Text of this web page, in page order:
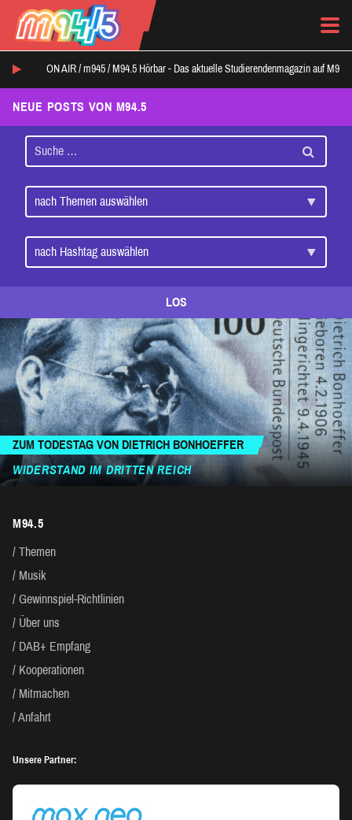
ON AIR / m945 / M94.5 Hörbar - Das aktuelle Studierendenmagazin auf M94.5
NEUE POSTS VON M94.5
LOS
ZUM TODESTAG VON DIETRICH BONHOEFFER
WIDERSTAND IM DRITTEN REICH
M94.5
Themen
Musik
Gewinnspiel-Richtlinien
Über uns
DAB+ Empfang
Kooperationen
Mitmachen
Anfahrt
Unsere Partner: